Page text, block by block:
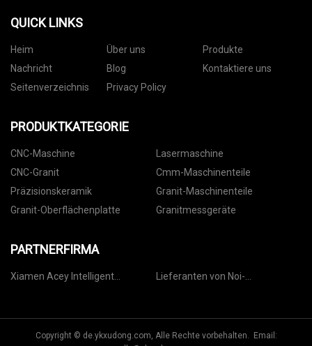
QUICK LINKS
Heim Über uns
Produkte
Nachricht
Blog
Kontaktiere uns
Seitenverzeichnis
Privacy Policy
PRODUKTKATEGORIE
CNC-Maschine
Lasermaschine
CNC-Granit
Cmm-Maschinenteile
Präzisionskeramik
Granit-Maschinenteile
Granit-Oberflächenplatte
Granitmessgeräte
PARTNERFIRMA
Xiamen Acey Intelligent
Lieferanten von Noi-
Copyright © de.ykxudong.com, Alle Rechte vorbehalten. Email: